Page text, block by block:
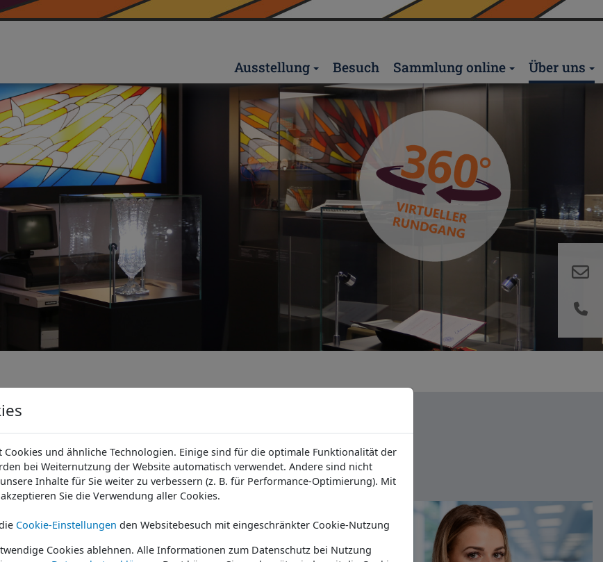
Ausstellung Besuch Sammlung online Über uns
Beratung zur Verfügung.
Unternehmen
Cookies und ähnliche Technologien. Einige sind für die optimale Funktionalität der
bei Weiternutzung der Website automatisch verwendet. Andere sind nicht
Inhalte für Sie weiter zu verbessern (z. B. für Performance-Optimierung). Mit
Sie die Verwendung aller Cookies.
Cookie-Einstellungen den Websitebesuch mit eingeschränkter Cookie-Nutzung
Cookies ablehnen. Alle Informationen zum Datenschutz bei Nutzung